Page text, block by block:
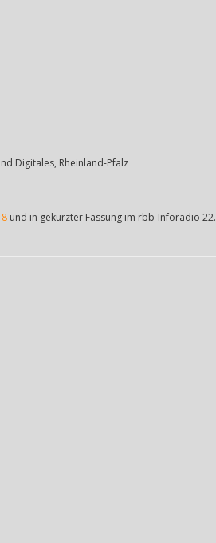
Digitales, Rheinland-Pfalz
und in gekürzter Fassung im rbb-Inforadio